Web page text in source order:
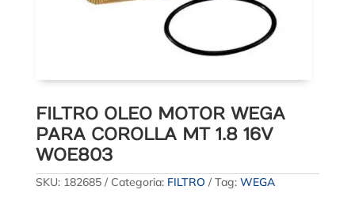
FILTRO OLEO MOTOR WEGA
PARA COROLLA MT 1.8 16V
WOE803
SKU: 182685 Categoria: FILTRO Tag: WEGA